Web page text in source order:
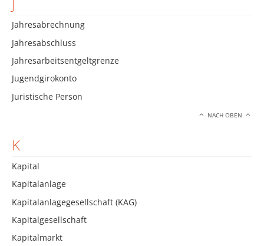
Jahresabrechnung
Jahresabschluss
Jahresarbeitsentgeltgrenze
Jugendgirokonto
Juristische Person
NACH OBEN
K
Kapital
Kapitalanlage
Kapitalanlagegesellschaft (KAG)
Kapitalgesellschaft
Kapitalmarkt